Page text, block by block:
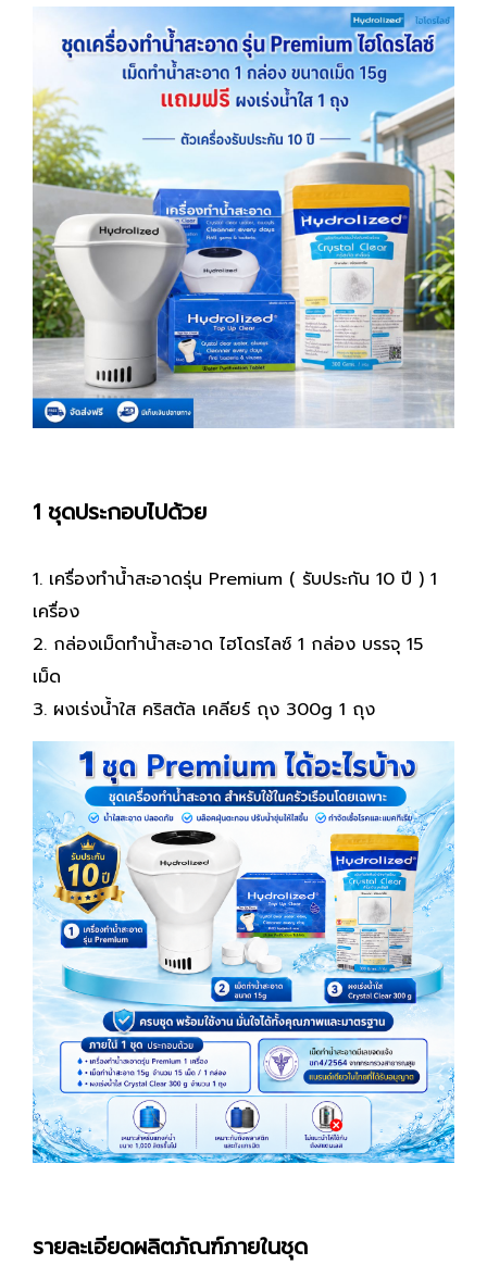
1 ชุดประกอบไปด้วย
1. เครื่องทำน้ำสะอาดรุ่น Premium ( รับประกัน 10 ปี ) 1
เครื่อง
2. กล่องเม็ดทำน้ำสะอาด ไฮโดรไลซ์ 1 กล่อง บรรจุ 15
เม็ด
3. ผงเร่งน้ำใส คริสตัล เคลียร์ ถุง 300g 1 ถุง
รายละเอียดผลิตภัณฑ์ภายในชุด